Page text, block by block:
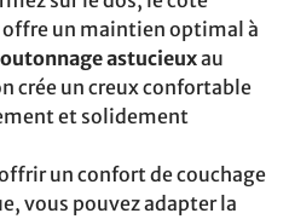
offre un maintien optimal à
astucieuxau
crée un creux confortable
et solidement
un confort de couchage
vous pouvez adapter la